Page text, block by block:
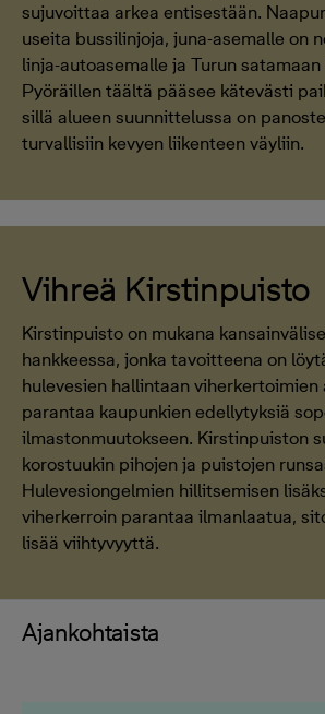
sujuvoittaa arkea entisestään.
useita bussilinjoja, juna-asemalle on
linja-autoasemalle ja Turun
Pyöräillen täältä pääsee kätevästi
sillä alueen suunnittelussa on
turvallisiin kevyen liikenteen väyliin.
Vihreä Kirstinpuisto
Kirstinpuisto on mukana
hankkeessa, jonka tavoitteena on
hulevesien hallintaan viherkertoimien
parantaa kaupunkien edellytyksiä
ilmastonmuutokseen. Kirstinpuiston
korostuukin pihojen ja puistojen
Hulevesiongelmien hillitsemisen
viherkerroin parantaa ilmanlaatua,
lisää viihtyvyyttä.
Ajankohtaista